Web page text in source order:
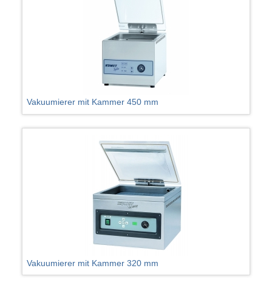
Vakuumierer mit Kammer 450 mm
Vakuumierer mit Kammer 320 mm